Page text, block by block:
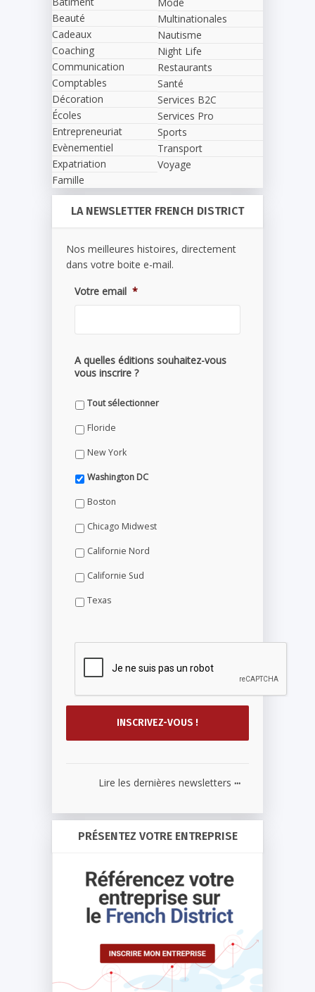
Beauté
Cadeaux
Coaching
Communication
Comptables
Décoration
Écoles
Entrepreneuriat
Evènementiel
Expatriation
Famille
Multinationales
Nautisme
Night Life
Restaurants
Santé
Services B2C
Services Pro
Sports
Transport
Voyage
LA NEWSLETTER FRENCH DISTRICT
Nos meilleures histoires, directement
dans votre boite e-mail.
Votre email *
A quelles éditions souhaitez-vous
vous inscrire ?
Tout sélectionner
Floride
New York
Washington DC
Boston
Chicago Midwest
Californie Nord
Californie Sud
Texas
Lire les dernières newsletters ...
PRÉSENTEZ VOTRE ENTREPRISE